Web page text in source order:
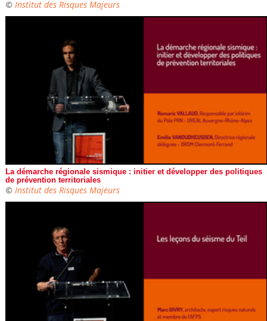
© Institut des Risques Majeurs
La démarche régionale sismique : initier et développer des politiques
de prévention territoriales
© Institut des Risques Majeurs